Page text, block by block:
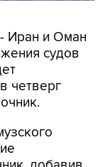
- Иран и Оман
судов
четверг